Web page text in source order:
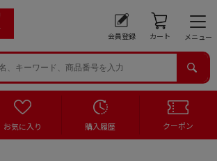
会員登録 カート メニュー
お気に入り 購入履歴 クーポン